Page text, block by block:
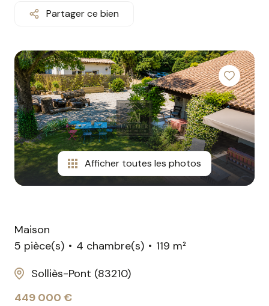
contact
Partager ce bien
Afficher toutes les photos
Maison
5 pièce(s)
4 chambre(s)
119 m²
Solliès-Pont (83210)
449 000 €